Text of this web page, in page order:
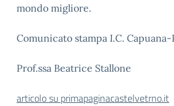
mondo migliore.
Comunicato stampa I.C.
Prof.ssa Beatrice Stallone
articolo su primapaginacastelvetrno.it